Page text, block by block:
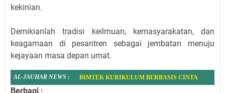
kekinian.
Demikianlah tradisi keilmuan, kemasyarakatan, dan
keagamaan di pesantren sebagai jembatan menuju
kejayaan masa depan umat.
AL-JAUHAR NEWS :
BIMTEK KURIKULUM BERBASIS CINTA
Berbagi :